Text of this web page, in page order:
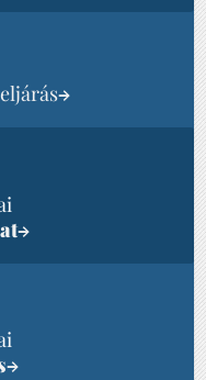
eljárás→
→
→